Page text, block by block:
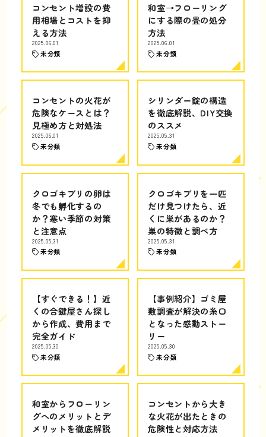
コンセント増設の費
用相場とコストを抑
える方法
2025.06.01
未分類
和室→フローリング
にする際の畳の処分
方法
2025.06.01
未分類
コンセントの火花が
危険なケースとは？
見極め方と対処法
2025.06.01
未分類
シリンダー錠の構造
を徹底解説、DIY交換
のススメ
2025.05.31
未分類
クロゴキブリの卵は
冬でも孵化するの
か？寒い季節の対策
と注意点
2025.05.31
未分類
クロゴキブリを一匹
だけ見つけたら、近
くに巣があるのか？
巣の特徴と調べ方
2025.05.31
未分類
【すぐできる！】近
くの合鍵屋さん探し
から作成、費用まで
完全ガイド
2025.05.30
未分類
【事例紹介】ゴミ屋
敷調査が解決の糸口
となった感動ストー
リー
2025.05.30
未分類
和室からフローリン
グへのメリットとデ
メリットを徹底解説
コンセントから大き
な火花が出たときの
危険性と対応方法